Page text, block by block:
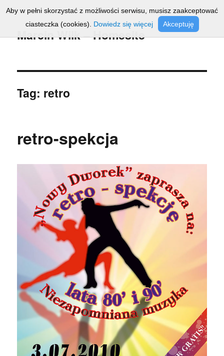
Marcin Wilk – Homesite
Tag: retro
retro-spekcja
Aby w pełni skorzystać z możliwości serwisu, musisz zaakceptować
ciasteczka (cookies).
Dowiedz się więcej Akceptuję